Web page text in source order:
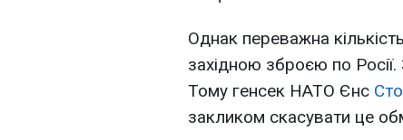
Однак переважна
західною зброєю по Росії.
Тому генсек НАТО Єнс
закликом скасувати це